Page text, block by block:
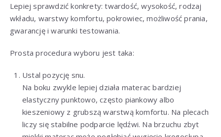
Lepiej sprawdzić konkrety: twardość, wysokość, rodzaj
wkładu, warstwy komfortu, pokrowiec, możliwość prania,
gwarancję i warunki testowania.
Prosta procedura wyboru jest taka:
Ustal pozycję snu.
Na boku zwykle lepiej działa materac bardziej
elastyczny punktowo, często piankowy albo
kieszeniowy z grubszą warstwą komfortu. Na plecach
liczy się stabilne podparcie lędźwi. Na brzuchu zbyt